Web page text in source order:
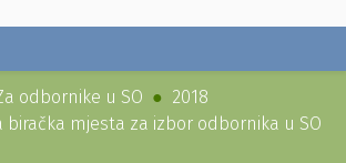
odbornike u SO
2018
biračka mjesta za izbor odbornika u SO